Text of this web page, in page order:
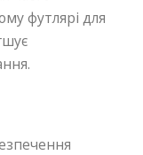
футлярі для